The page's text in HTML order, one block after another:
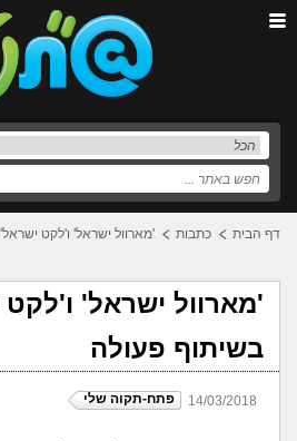
דף הבית כתבות 'מארוול ישראל' ו'לקט
'מארוול ישראל'
בשיתוף פעולה
14/03/2018 פתח-תקוה שלי